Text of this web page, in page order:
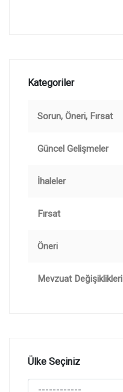
Kategoriler
Sorun, Öneri, Fırsat
Güncel Gelişmeler
İhaleler
Fırsat
Öneri
Mevzuat Değişiklikleri
Ülke Seçiniz